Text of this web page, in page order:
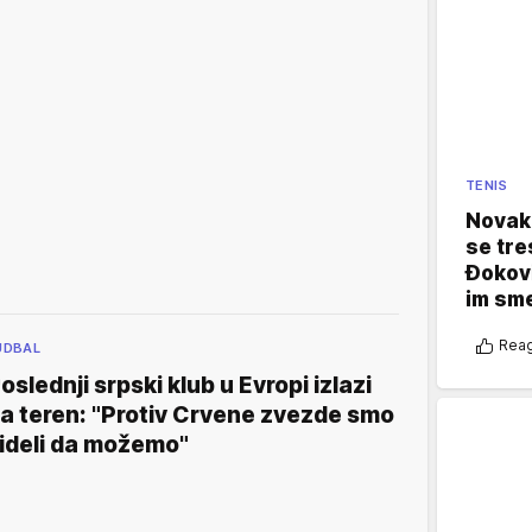
srpski klub u Evropi izlazi
teren: "Protiv Crvene zvezde smo
da možemo"
TENIS
se
im